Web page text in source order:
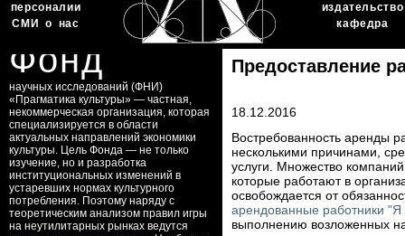
персоналии
СМИ о нас
издательство
кафедра
Фонд
научных исследований (ФНИ)
«Прагматика культуры» — частная,
некоммерческая организация, которая
специализируется в области
актуальных направлений экономики
культуры. Цель Фонда — не только
изучение, но и разработка
институциональных изменений в
устаревших нормах культурного
потребления. Поэтому наряду с
теоретическим анализом правил игры
на неутилитарных рынках ведутся
Предоставление
18.12.2016
Востребованность аренды
несколькими причинами,
услуги. Множество
которые работают в
освобождается от
арендованные работники
выполнению возложенных